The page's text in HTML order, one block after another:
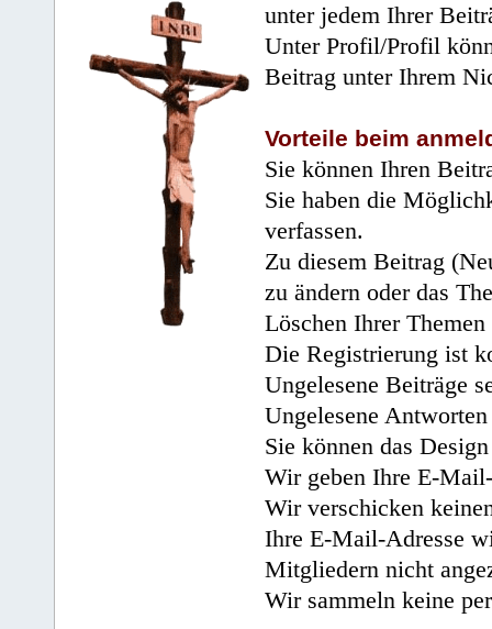
unter jedem Ihrer
Unter Profil/Profil
Beitrag unter Ihrem
Vorteile beim
Sie können Ihren
Sie haben die
verfassen.
Zu diesem Beitrag
zu ändern oder das
Löschen Ihrer
Die Registrierung ist
Ungelesene Beiträge
Ungelesene
Sie können das
Wir geben Ihre E-
Wir verschicken
Ihre E-Mail-Adresse
Mitgliedern nicht
Wir sammeln keine